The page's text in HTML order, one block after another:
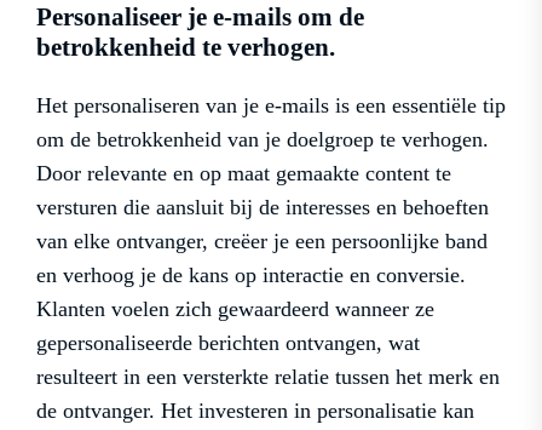
Personaliseer je e-mails om de
betrokkenheid te verhogen.
Het personaliseren van je e-mails is een essentiële tip
om de betrokkenheid van je doelgroep te verhogen.
Door relevante en op maat gemaakte content te
versturen die aansluit bij de interesses en behoeften
van elke ontvanger, creëer je een persoonlijke band
en verhoog je de kans op interactie en conversie.
Klanten voelen zich gewaardeerd wanneer ze
gepersonaliseerde berichten ontvangen, wat
resulteert in een versterkte relatie tussen het merk en
de ontvanger. Het investeren in personalisatie kan